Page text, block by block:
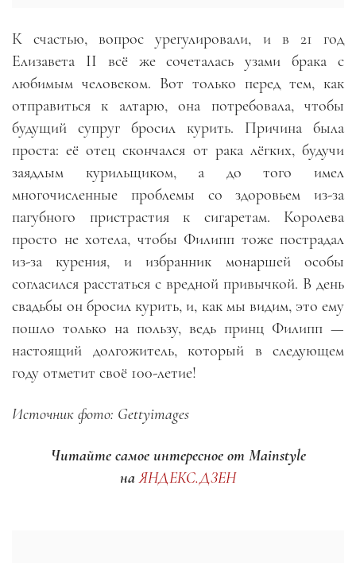
К счастью, вопрос урегулировали, и в 21 год
Елизавета II всё же сочеталась узами брака с
любимым человеком. Вот только перед тем, как
отправиться к алтарю, она потребовала, чтобы
будущий супруг бросил курить. Причина была
проста: её отец скончался от рака лёгких, будучи
заядлым курильщиком, а до того имел
многочисленные проблемы со здоровьем из-за
пагубного пристрастия к сигаретам. Королева
просто не хотела, чтобы Филипп тоже пострадал
из-за курения, и избранник монаршей особы
согласился расстаться с вредной привычкой. В день
свадьбы он бросил курить, и, как мы видим, это ему
пошло только на пользу, ведь принц Филипп —
настоящий долгожитель, который в следующем
году отметит своё 100-летие!
Источник фото: Gettyimages
Читайте самое интересное от Mainstyle
наЯНДЕКС.ДЗЕН